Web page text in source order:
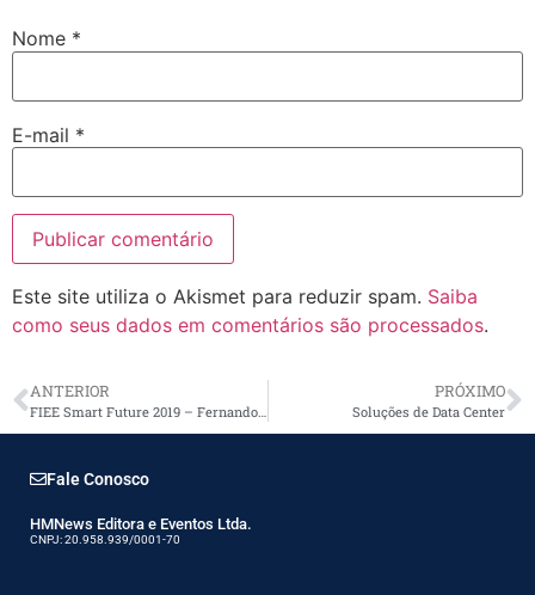
Nome *
E-mail *
Este site utiliza o Akismet para reduzir spam. Saiba
como seus dados em comentários são processados.
ANTERIOR
FIEE Smart Future 2019 – Fernando Fischer
PRÓXIMO
Soluções de Data Center
Fale Conosco
HMNews Editora e Eventos Ltda.
CNPJ: 20.958.939/0001-70